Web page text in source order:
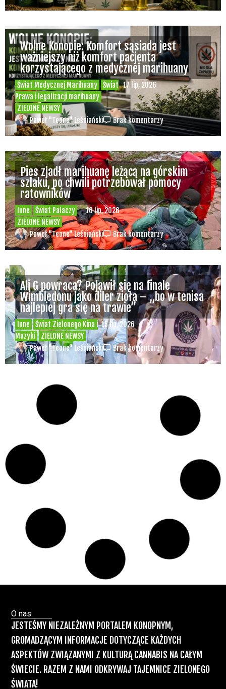
Świat Medycznej Marihuany
Świat
Prawa i legalizacji marihuany
ZIELONE NEWSY
17 lip, 2026
Wolne Konopie: Komfort sąsiada jest
ważniejszy niż komfort pacjenta
korzystającego z medycznej marihuany
Paweł "Teone" Leśniański Brak komentarzy
Inne
Świat Palaczy
ZIELONE NEWSY
16 lip, 2026
Pies zjadł marihuanę leżącą na górskim
szlaku, po chwili potrzebował pomocy
ratowników
Paweł "Teone" Leśniański Brak komentarzy
Inne
Świat Zielonego Kina i
Muzyki
ZIELONE NEWSY
15 lip, 2026
Ali G powraca? Pojawił się na finale
Wimbledonu jako diler zioła – „bo w tenisa
najlepiej gra się na trawie”
Paweł "Teone" Leśniański Brak komentarzy
Marihuany
Czy w pociągach PKP IC można używać
medycznej marihuany? Mamy odpowiedź
spółki
Paweł "Teone" Leśniański
Odmiany Medycznej
ZIELONE NEWSY
13 lip, 2026
Badania wykazały, że medyczna marihuana
łagodzi objawy „zespołu niespokojnych
nóg”
Paweł "Teone" Leśniański Brak komentarzy
Recepty na medyczną marihuanę –
Ministerstwo Zdrowia zapowiada kolejne
zmiany